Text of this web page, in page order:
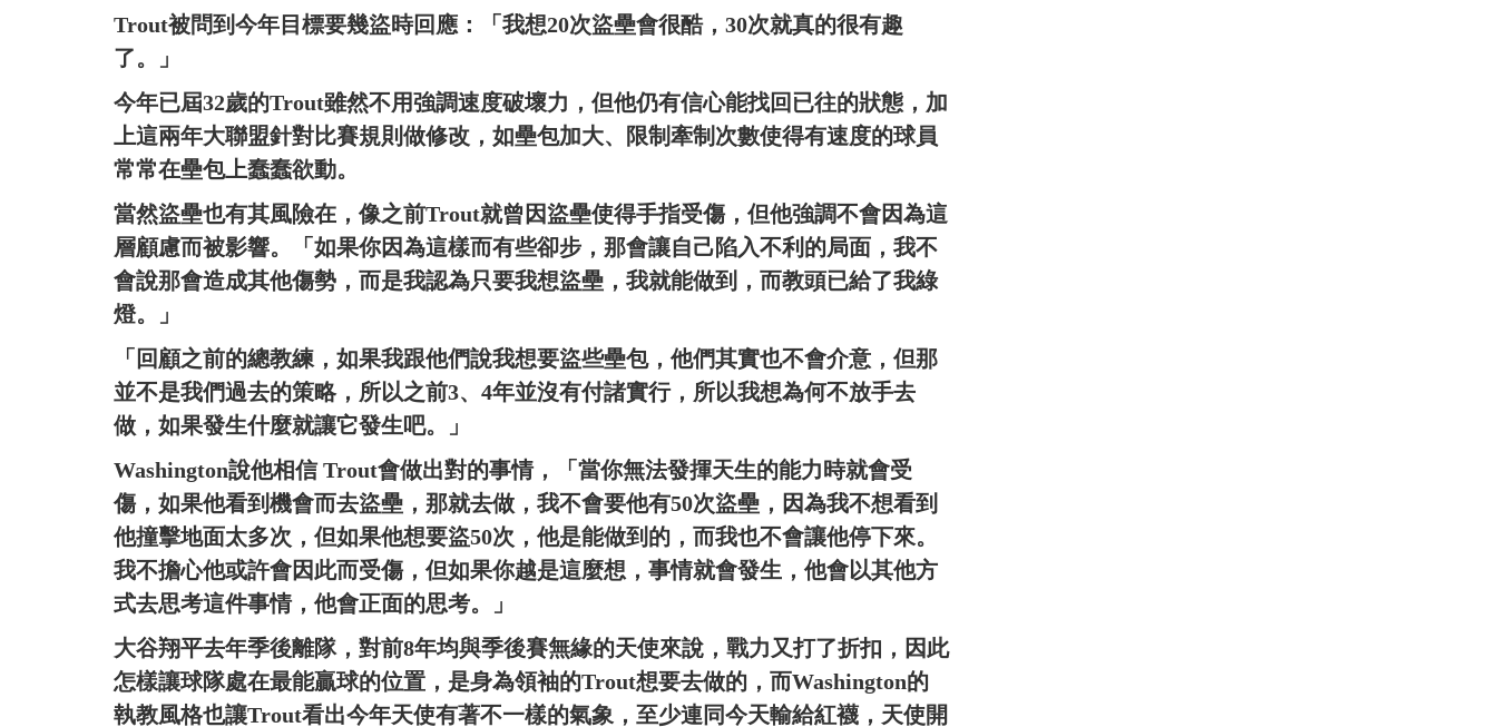
Trout被問到今年目標要幾盜時回應：「我想20次盜壘會很酷，30次就真的很有趣
了。」
今年已屆32歲的Trout雖然不用強調速度破壞力，但他仍有信心能找回已往的狀態，加
上這兩年大聯盟針對比賽規則做修改，如壘包加大、限制牽制次數使得有速度的球員
常常在壘包上蠢蠢欲動。
當然盜壘也有其風險在，像之前Trout就曾因盜壘使得手指受傷，但他強調不會因為這
層顧慮而被影響。「如果你因為這樣而有些卻步，那會讓自己陷入不利的局面，我不
會說那會造成其他傷勢，而是我認為只要我想盜壘，我就能做到，而教頭已給了我綠
燈。」
「回顧之前的總教練，如果我跟他們說我想要盜些壘包，他們其實也不會介意，但那
並不是我們過去的策略，所以之前3、4年並沒有付諸實行，所以我想為何不放手去
做，如果發生什麼就讓它發生吧。」
Washington說他相信 Trout會做出對的事情，「當你無法發揮天生的能力時就會受
傷，如果他看到機會而去盜壘，那就去做，我不會要他有50次盜壘，因為我不想看到
他撞擊地面太多次，但如果他想要盜50次，他是能做到的，而我也不會讓他停下來。
我不擔心他或許會因此而受傷，但如果你越是這麼想，事情就會發生，他會以其他方
式去思考這件事情，他會正面的思考。」
大谷翔平去年季後離隊，對前8年均與季後賽無緣的天使來說，戰力又打了折扣，因此
怎樣讓球隊處在最能贏球的位置，是身為領袖的Trout想要去做的，而Washington的
執教風格也讓Trout看出今年天使有著不一樣的氣象，至少連同今天輸給紅襪，天使開